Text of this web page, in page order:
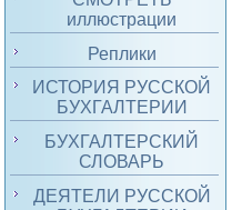
иллюстрации
Реплики
ИСТОРИЯ РУССКОЙ
БУХГАЛТЕРИИ
БУХГАЛТЕРСКИЙ
СЛОВАРЬ
ДЕЯТЕЛИ РУССКОЙ